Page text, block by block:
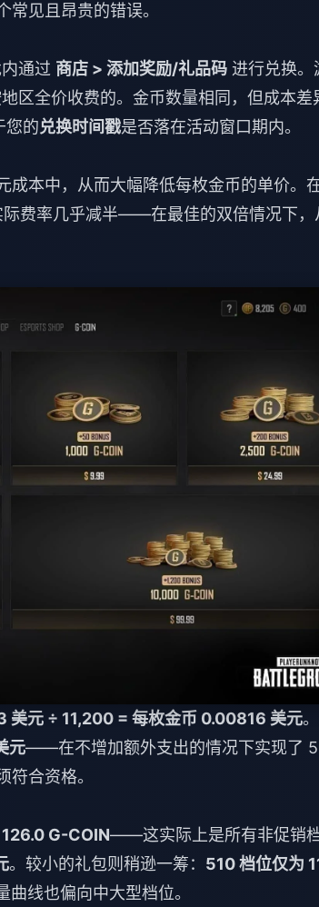
见且昂贵的错误。
通过 商店 > 添加奖励/礼品码 进行兑换。
区全价收费的。金币数量相同，但成本差
您的兑换时间戳是否落在活动窗口期内。
成本中，从而大幅降低每枚金币的单价。
际费率几乎减半——在最佳的双倍情况下，
美元 ÷ 11,200 = 每枚金币 0.00816 美元
元——在不增加额外支出的情况下实现了
合资格。
G-COIN——这实际上是所有非促销
。较小的礼包则稍逊一筹： 510 档位仅为
线也偏向中大型档位。